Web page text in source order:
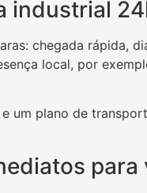
industrial
chegada rápida,
local, por
e um plano de